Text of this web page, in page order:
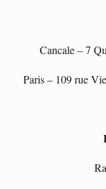
Cancale – 7
Paris – 109 rue